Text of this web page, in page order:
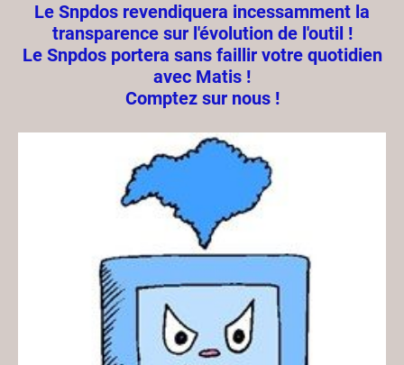
Le Snpdos revendiquera incessamment la
transparence sur l'évolution de l'outil !
Le Snpdos portera sans faillir votre quotidien
avec Matis !
Comptez sur nous !